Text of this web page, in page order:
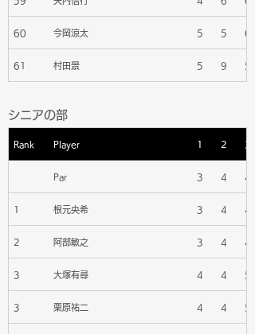
60 今岡涼太 5 5 6
61 村田景 5 9 5
シニアの部
Rank Player 1 2 3
Par 3 4 4
1 根元央希 3 4 4
2 阿部敏之 3 4 4
3 大塚有尋 4 4 5
3 栗原祐二 4 4 5